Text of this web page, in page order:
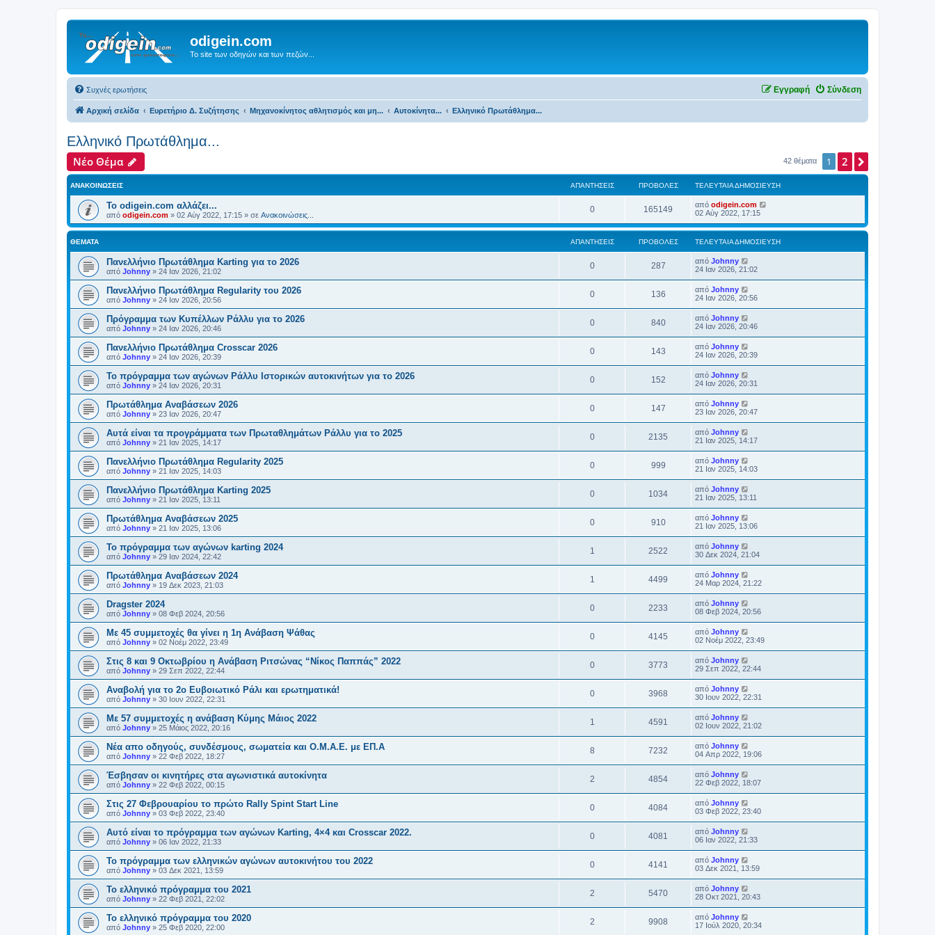
odigein.com
Το site των οδηγών και των πεζών...
Συχνές ερωτήσεις Σύνδεση
Εγγραφή
Αρχική σελίδα Ευρετήριο Δ. Συζήτησης Μηχανοκίνητος αθλητισμός και μη... Αυτοκίνητα... Ελληνικό Πρωτάθλημα...
Ελληνικό Πρωτάθλημα...
Νέο Θέμα 42 θέματα 1 2
ΑΝΑΚΟΙΝΏΣΕΙΣ ΑΠΑΝΤΉΣΕΙΣ ΠΡΟΒΟΛΈΣ ΤΕΛΕΥΤΑΊΑ ΔΗΜΟΣΊΕΥΣΗ
Το odigein.com αλλάζει...
από odigein.com » 02 Αύγ 2022, 17:15 » σε Ανακοινώσεις...
0 165149 από odigein.com
02 Αύγ 2022, 17:15
ΘΈΜΑΤΑ ΑΠΑΝΤΉΣΕΙΣ ΠΡΟΒΟΛΈΣ ΤΕΛΕΥΤΑΊΑ ΔΗΜΟΣΊΕΥΣΗ
Πανελλήνιο Πρωτάθλημα Karting για το 2026
από Johnny » 24 Ιαν 2026, 21:02
0 287 από Johnny
24 Ιαν 2026, 21:02
Πανελλήνιο Πρωτάθλημα Regularity του 2026
από Johnny » 24 Ιαν 2026, 20:56
0 136 από Johnny
24 Ιαν 2026, 20:56
Πρόγραμμα των Κυπέλλων Ράλλυ για το 2026
από Johnny » 24 Ιαν 2026, 20:46
0 840 από Johnny
24 Ιαν 2026, 20:46
Πανελλήνιο Πρωτάθλημα Crosscar 2026
από Johnny » 24 Ιαν 2026, 20:39
0 143 από Johnny
24 Ιαν 2026, 20:39
Το πρόγραμμα των αγώνων Ράλλυ Ιστορικών αυτοκινήτων για το 2026
από Johnny » 24 Ιαν 2026, 20:31
0 152 από Johnny
24 Ιαν 2026, 20:31
Πρωτάθλημα Αναβάσεων 2026
από Johnny » 23 Ιαν 2026, 20:47
0 147 από Johnny
23 Ιαν 2026, 20:47
Αυτά είναι τα προγράμματα των Πρωταθλημάτων Ράλλυ για το 2025
από Johnny » 21 Ιαν 2025, 14:17
0 2135 από Johnny
21 Ιαν 2025, 14:17
Πανελλήνιο Πρωτάθλημα Regularity 2025
από Johnny » 21 Ιαν 2025, 14:03
0 999 από Johnny
21 Ιαν 2025, 14:03
Πανελλήνιο Πρωτάθλημα Karting 2025
από Johnny » 21 Ιαν 2025, 13:11
0 1034 από Johnny
21 Ιαν 2025, 13:11
Πρωτάθλημα Αναβάσεων 2025
από Johnny » 21 Ιαν 2025, 13:06
0 910 από Johnny
21 Ιαν 2025, 13:06
Το πρόγραμμα των αγώνων karting 2024
από Johnny » 29 Ιαν 2024, 22:42
1 2522 από Johnny
30 Δεκ 2024, 21:04
Πρωτάθλημα Αναβάσεων 2024
από Johnny » 19 Δεκ 2023, 21:03
1 4499 από Johnny
24 Μαρ 2024, 21:22
Dragster 2024
από Johnny » 08 Φεβ 2024, 20:56
0 2233 από Johnny
08 Φεβ 2024, 20:56
Με 45 συμμετοχές θα γίνει η 1η Ανάβαση Ψάθας
από Johnny » 02 Νοέμ 2022, 23:49
0 4145 από Johnny
02 Νοέμ 2022, 23:49
Στις 8 και 9 Οκτωβρίου η Ανάβαση Ριτσώνας “Νίκος Παππάς” 2022
από Johnny » 29 Σεπ 2022, 22:44
0 3773 από Johnny
29 Σεπ 2022, 22:44
Αναβολή για το 2ο Ευβοιωτικό Ράλι και ερωτηματικά!
από Johnny » 30 Ιουν 2022, 22:31
0 3968 από Johnny
30 Ιουν 2022, 22:31
Με 57 συμμετοχές η ανάβαση Κύμης Μάιος 2022
από Johnny » 25 Μάιος 2022, 20:16
1 4591 από Johnny
02 Ιουν 2022, 21:02
Νέα απο οδηγούς, συνδέσμους, σωματεία και Ο.Μ.Α.Ε. με ΕΠ.Α
από Johnny » 22 Φεβ 2022, 18:27
8 7232 από Johnny
04 Απρ 2022, 19:06
Έσβησαν οι κινητήρες στα αγωνιστικά αυτοκίνητα
από Johnny » 22 Φεβ 2022, 00:15
2 4854 από Johnny
22 Φεβ 2022, 18:07
Στις 27 Φεβρουαρίου το πρώτο Rally Spint Start Line
από Johnny » 03 Φεβ 2022, 23:40
0 4084 από Johnny
03 Φεβ 2022, 23:40
Αυτό είναι το πρόγραμμα των αγώνων Karting, 4×4 και Crosscar 2022.
από Johnny » 06 Ιαν 2022, 21:33
0 4081 από Johnny
06 Ιαν 2022, 21:33
Το πρόγραμμα των ελληνικών αγώνων αυτοκινήτου του 2022
από Johnny » 03 Δεκ 2021, 13:59
0 4141 από Johnny
03 Δεκ 2021, 13:59
Το ελληνικό πρόγραμμα του 2021
από Johnny » 22 Φεβ 2021, 22:02
2 5470 από Johnny
28 Οκτ 2021, 20:43
Το ελληνικό πρόγραμμα του 2020
από Johnny » 25 Φεβ 2020, 22:00
2 9908 από Johnny
17 Ιούλ 2020, 20:34